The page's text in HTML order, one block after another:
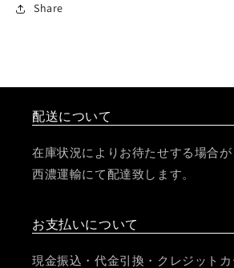
Share
配送について
在庫状況によりお待たせする場合が
西濃運輸にて配達致します。
お支払いについて
現金振込・代金引換・クレジットカ